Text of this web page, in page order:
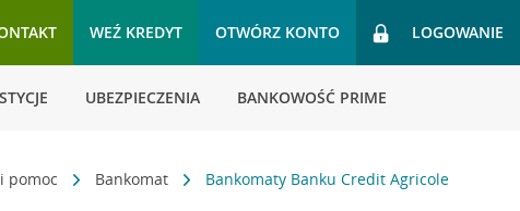
WEŹ KREDYT OTWÓRZ KONTO LOGOWANIE
UBEZPIECZENIA BANKOWOŚĆ PRIME
pomoc Bankomat Bankomaty Banku Credit Agricole